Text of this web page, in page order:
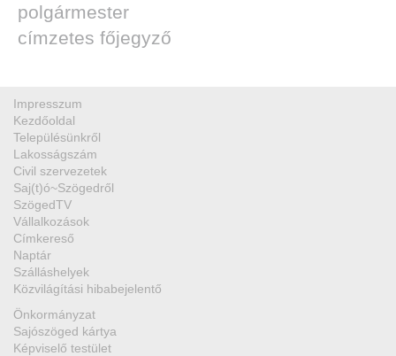
polgármester
címzetes főjegyző
Impresszum
Kezdőoldal
Településünkről
Lakosságszám
Civil szervezetek
Saj(t)ó~Szögedről
SzögedTV
Vállalkozások
Címkereső
Naptár
Szálláshelyek
Közvilágítási hibabejelentő
Önkormányzat
Sajószöged kártya
Képviselő testület